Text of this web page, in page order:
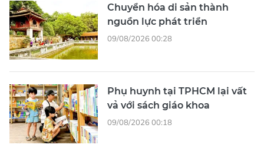
Chuyển hóa di sản thành
nguồn lực phát triển
09/08/2026 00:28
Phụ huynh tại TPHCM lại vất
vả với sách giáo khoa
09/08/2026 00:18